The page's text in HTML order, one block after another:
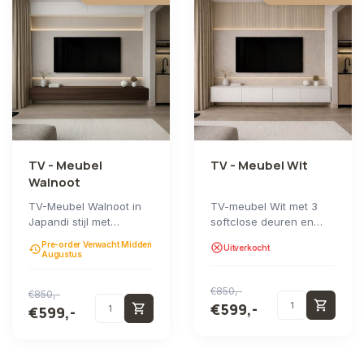
TV - Meubel
Walnoot
TV-Meubel Walnoot in
Japandi stijl met
hoogwaardig gespoten
historyPre-order Verwacht Midden
Augustus
€850,-
€599,- shopping_cart
TV - Meubel Wit
TV-meubel Wit met 3
softclose deuren en
voor al uw multimedia...
cancelUitverkocht
€850,-
€599,- shopping_cart